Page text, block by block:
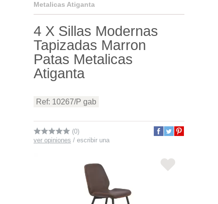
Metalicas Atiganta
4 X Sillas Modernas
Tapizadas Marron
Patas Metalicas
Atiganta
Ref: 10267/P gab
(0)
ver opiniones / escribir una